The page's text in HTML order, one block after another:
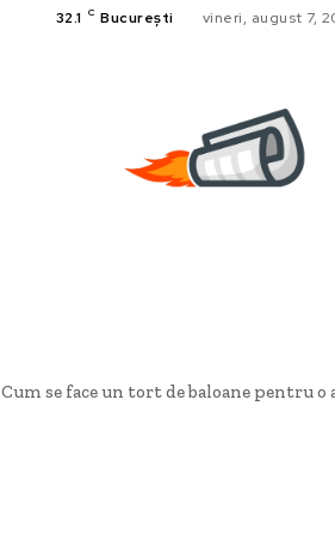
32.1 C București vineri, august 7,
Cum se face un tort de baloane pentru o